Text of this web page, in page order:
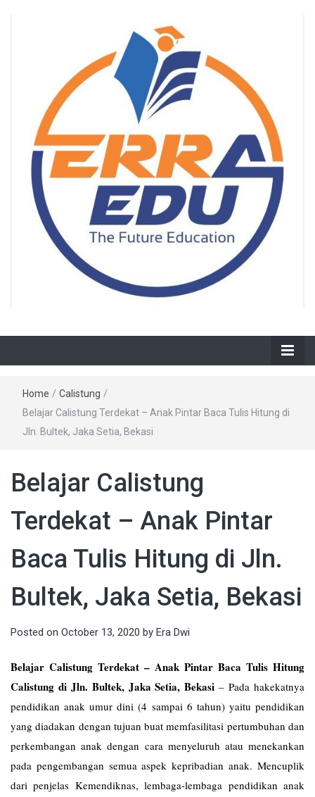
Home / Calistung /
Belajar Calistung Terdekat – Anak Pintar Baca Tulis Hitung di
Jln. Bultek, Jaka Setia, Bekasi
Belajar Calistung
Terdekat – Anak Pintar
Baca Tulis Hitung di Jln.
Bultek, Jaka Setia, Bekasi
Posted on October 13, 2020 by Era Dwi
Belajar Calistung Terdekat – Anak Pintar Baca Tulis Hitung
Calistung di Jln. Bultek, Jaka Setia, Bekasi –Pada hakekatnya
pendidikan anak umur dini (4 sampai 6 tahun) yaitu pendidikan
yang diadakan dengan tujuan buat memfasilitasi pertumbuhan dan
perkembangan anak dengan cara menyeluruh atau menekankan
pada pengembangan semua aspek kepribadian anak. Mencuplik
dari penjelas Kemendiknas, lembaga-lembaga pendidikan anak